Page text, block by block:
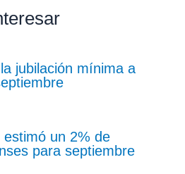
jubilación mínima a
estimó un 2% de
para septiembre